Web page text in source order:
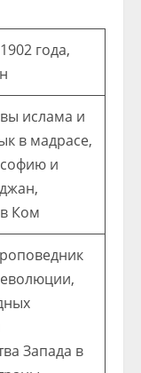
года,
ислама и
в мадрасе,
и
Ком
Запада в